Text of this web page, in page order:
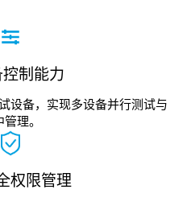
制能力
设备，实现多设备并行测试与
理。
权限管理